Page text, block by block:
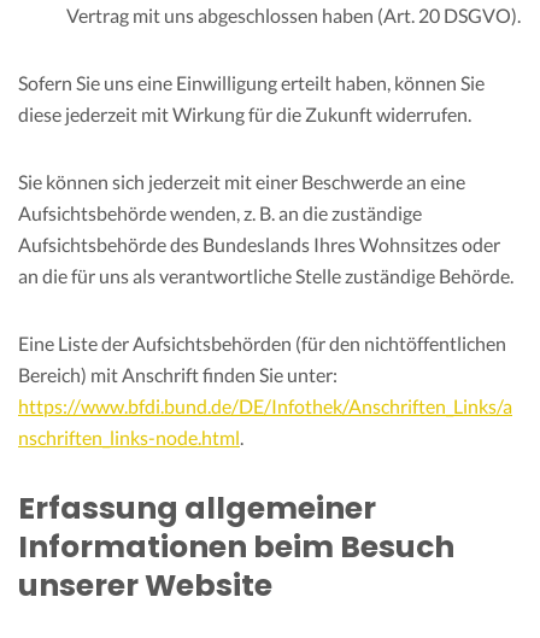
Vertrag mit uns abgeschlossen haben (Art. 20 DSGVO).
Sofern Sie uns eine Einwilligung erteilt haben, können Sie
diese jederzeit mit Wirkung für die Zukunft widerrufen.
Sie können sich jederzeit mit einer Beschwerde an eine
Aufsichtsbehörde wenden, z. B. an die zuständige
Aufsichtsbehörde des Bundeslands Ihres Wohnsitzes oder
an die für uns als verantwortliche Stelle zuständige Behörde.
Eine Liste der Aufsichtsbehörden (für den nichtöffentlichen
Bereich) mit Anschrift finden Sie unter:
https://www.bfdi.bund.de/DE/Infothek/Anschriften_Links/a
nschriften_links-node.html.
Erfassung allgemeiner
Informationen beim Besuch
unserer Website